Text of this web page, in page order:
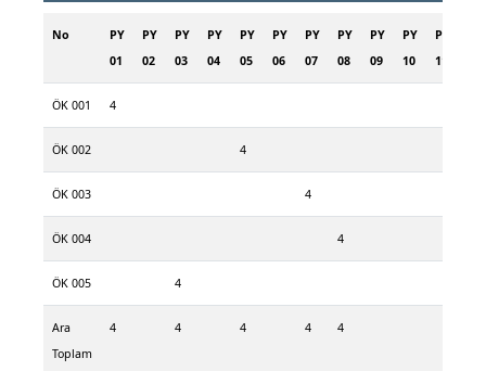
No
PY
01
PY
02
PY
03
PY
04
PY
05
PY
06
PY
07
PY
08
PY
09
PY
10
PY
11
ÖK 001 4
ÖK 002 4
ÖK 003 4
ÖK 004 4
ÖK 005 4
Ara
Toplam
4 4 4 4 4